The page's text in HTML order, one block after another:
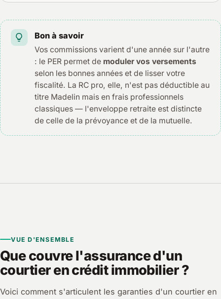
Bon à savoir
Vos commissions varient d'une année sur l'autre
: le PER permet de moduler vos versements
selon les bonnes années et de lisser votre
fiscalité. La RC pro, elle, n'est pas déductible au
titre Madelin mais en frais professionnels
classiques — l'enveloppe retraite est distincte
de celle de la prévoyance et de la mutuelle.
VUE D'ENSEMBLE
Que couvre l'assurance d'un
courtier en crédit immobilier ?
Voici comment s'articulent les garanties d'un courtier en